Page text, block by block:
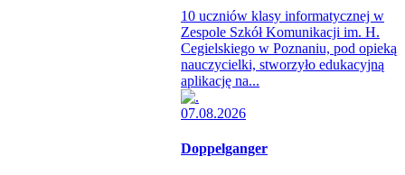
10 uczniów klasy informatycznej w
Zespole Szkół Komunikacji im. H.
Cegielskiego w Poznaniu, pod opieką
nauczycielki, stworzyło edukacyjną
aplikację na...
07.08.2026
Doppelganger